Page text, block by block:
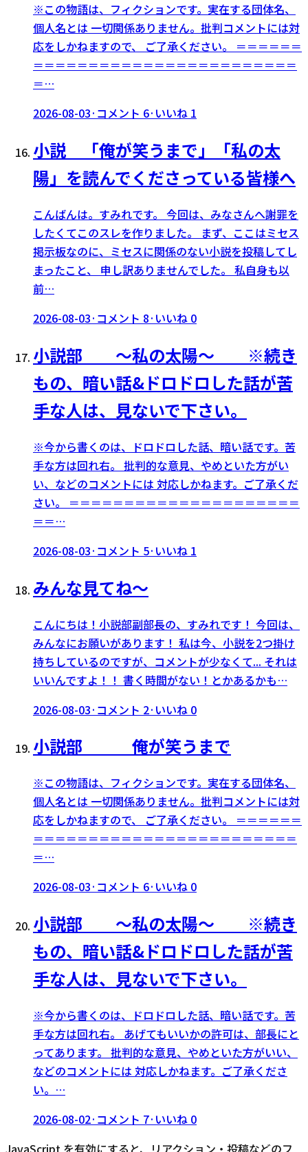
※この物語は、フィクションです。実在する団体名、
個人名とは 一切関係ありません。批判コメントには対
応をしかねますので、 ご了承ください。 ＝＝＝＝＝＝
＝＝＝＝＝＝＝＝＝＝＝＝＝＝＝＝＝＝＝＝＝＝＝＝
＝…
2026-08-03· コメント 6· いいね 1
小説 「俺が笑うまで」「私の太
陽」を読んでくださっている皆様へ
こんばんは。すみれです。 今回は、みなさんへ謝罪を
したくてこのスレを作りました。 まず、ここはミセス
掲示板なのに、ミセスに関係のない小説を投稿してし
まったこと、 申し訳ありませんでした。 私自身も以
前…
2026-08-03· コメント 8· いいね 0
小説部 〜私の太陽〜 ※続き
もの、暗い話&ドロドロした話が苦
手な人は、見ないで下さい。
※今から書くのは、ドロドロした話、暗い話です。苦
手な方は回れ右。 批判的な意見、やめといた方がい
い、などのコメントには 対応しかねます。ご了承くだ
さい。 ＝＝＝＝＝＝＝＝＝＝＝＝＝＝＝＝＝＝＝＝＝
＝＝…
2026-08-03· コメント 5· いいね 1
みんな見てね〜
こんにちは！小説部副部長の、すみれです！ 今回は、
みんなにお願いがあります！ 私は今、小説を2つ掛け
持ちしているのですが、コメントが少なくて... それは
いいんですよ！！ 書く時間がない！とかあるかも…
2026-08-03· コメント 2· いいね 0
小説部 俺が笑うまで
※この物語は、フィクションです。実在する団体名、
個人名とは 一切関係ありません。批判コメントには対
応をしかねますので、 ご了承ください。 ＝＝＝＝＝＝
＝＝＝＝＝＝＝＝＝＝＝＝＝＝＝＝＝＝＝＝＝＝＝＝
＝…
2026-08-03· コメント 6· いいね 0
小説部 〜私の太陽〜 ※続き
もの、暗い話&ドロドロした話が苦
手な人は、見ないで下さい。
※今から書くのは、ドロドロした話、暗い話です。苦
手な方は回れ右。 あげてもいいかの許可は、部長にと
ってあります。 批判的な意見、やめといた方がいい、
などのコメントには 対応しかねます。ご了承くださ
い。…
2026-08-02· コメント 7· いいね 0
JavaScript を有効にすると、リアクション・投稿などのフ